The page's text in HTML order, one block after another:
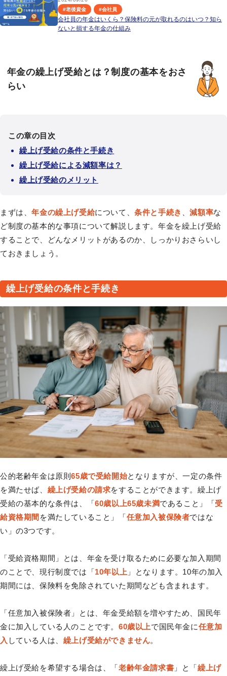
#老後資金 #会社員
会社員の年金はいくら？保険料の元が取れるのはいつ？知ら
ないと損する年金の仕組み
年金の繰上げ受給とは？制度の基本をおさ
らい
この章の目次
繰上げ受給の条件と手続き
繰上げ受給による減額率は？
繰上げ受給のメリット
まずは、年金の繰上げ受給について、条件と手続き 、減額率な
ど制度の基本的な事項について解説します。年金を繰上げ受給
することで、どんなメリットがあるのか、しっかりおさらいし
ておきましょう。
繰上げ受給の条件と手続き
公的老齢年金は原則65歳で受給開始となりますが、一定の条件
を満たせば、 繰上げ受給の請求をすることができます。繰上げ
受給の基本的な条件は、「60歳以上65歳未満であること」「受
給資格期間 を満たしていること」「任意加入被保険者ではな
い」の3つです。
「受給資格期間」とは、年金を受け取るために必要な加入期間
のことで、現行制度では「10年以上 」となります。10年の加入
期間には、保険料を免除されていた期間なども含まれます。
「任意加入被保険者」とは、年金受給額を増やすため、国民年
金に加入している人のことです。 60歳以上で国民年金に任意加
入 している人は、 繰上げ受給ができません。
繰上げ受給を希望する場合は、「老齢年金請求書 」と「繰上げ